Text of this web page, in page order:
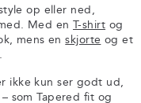
op eller ned,
Med en T-shirt og
mens enskjorte og et
ikke kun ser godt ud,
som Tapered fit og